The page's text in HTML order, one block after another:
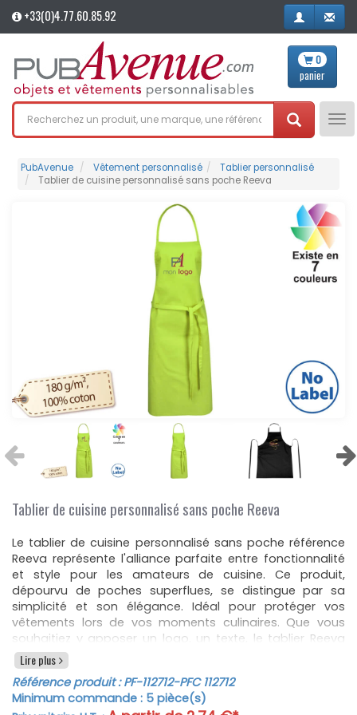
+33(0)4.77.60.85.92
0
panier
PubAvenue Vêtement personnalisé
Tablier personnalisé
Tablier de cuisine personnalisé sans poche Reeva
Tablier de cuisine personnalisé sans poche Reeva
Le tablier de cuisine personnalisé sans poche référence
Reeva représente l'alliance parfaite entre fonctionnalité
et style pour les amateurs de cuisine. Ce produit,
dépourvu de poches superflues, se distingue par sa
simplicité et son élégance. Idéal pour protéger vos
vêtements lors de vos moments culinaires. Que vous
souhaitiez y apposer un logo, un texte, le tablier Reeva
répond à tous vos besoins de personnalisation.
Fabriqué en coton 100% de haute qualité, d'une épaisseur
de 180 g/m², le tablier Reeva est à la fois robuste et doux
au toucher, garantissant un confort optimal lors de son
Lire plus
Référence produit :PF-112712-PFC 112712
Minimum commande : 5 pièce(s)